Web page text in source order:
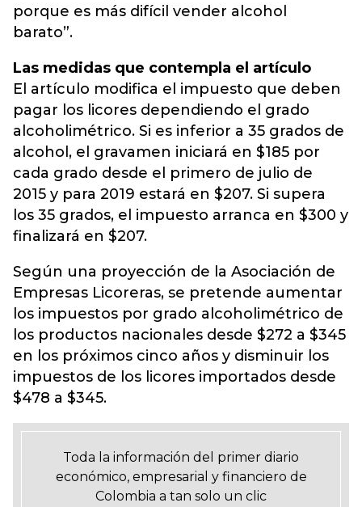
porque es más difícil vender alcohol
barato”.
Las medidas que contempla el artículo
El artículo modifica el impuesto que deben
pagar los licores dependiendo el grado
alcoholimétrico. Si es inferior a 35 grados de
alcohol, el gravamen iniciará en $185 por
cada grado desde el primero de julio de
2015 y para 2019 estará en $207. Si supera
los 35 grados, el impuesto arranca en $300 y
finalizará en $207.
Según una proyección de la Asociación de
Empresas Licoreras, se pretende aumentar
los impuestos por grado alcoholimétrico de
los productos nacionales desde $272 a $345
en los próximos cinco años y disminuir los
impuestos de los licores importados desde
$478 a $345.
Toda la información del primer diario
económico, empresarial y financiero de
Colombia a tan solo un clic